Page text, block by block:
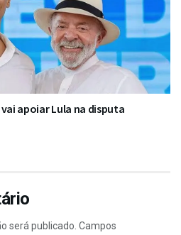
vai apoiar Lula na disputa
será publicado. Campos